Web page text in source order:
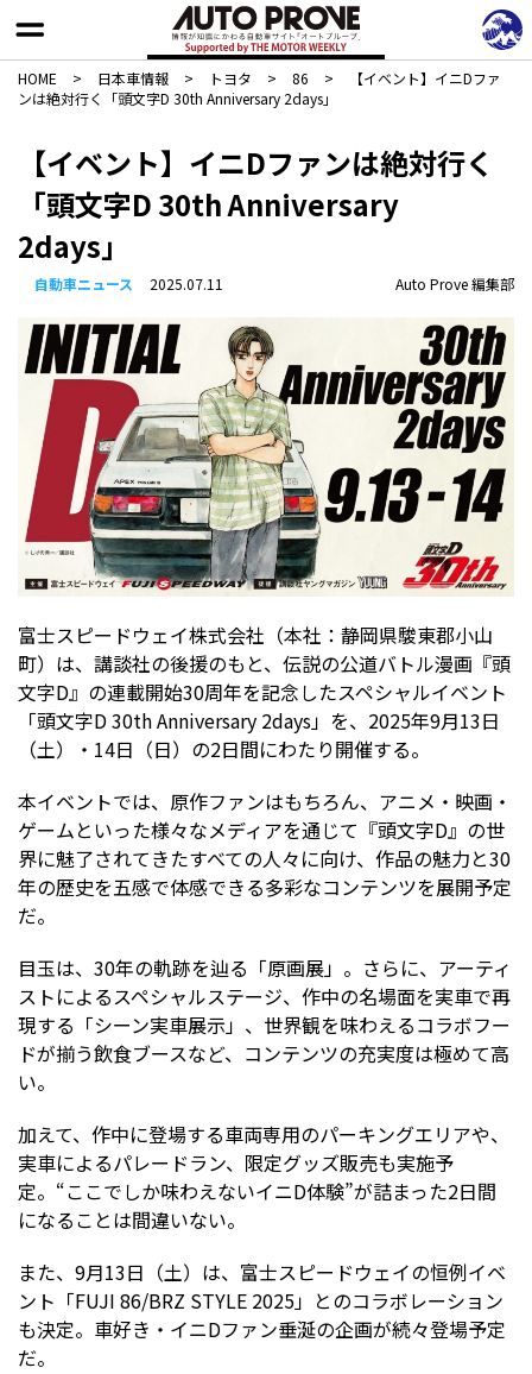
HOME > 日本車情報​ > トヨタ > 86 >
【イベント】イニDファ
ンは絶対行く「頭文字D 30th Anniversary 2days」
【イベント】イニDファンは絶対行く
「頭文字D 30th Anniversary
2days」
自動車ニュース 2025.07.11 Auto Prove 編集部
富士スピードウェイ株式会社（本社：静岡県駿東郡小山
町）は、講談社の後援のもと、伝説の公道バトル漫画『頭
文字D』の連載開始30周年を記念したスペシャルイベント
「頭文字D 30th Anniversary 2days」を、2025年9月13日
（土）・14日（日）の2日間にわたり開催する。
本イベントでは、原作ファンはもちろん、アニメ・映画・
ゲームといった様々なメディアを通じて『頭文字D』の世
界に魅了されてきたすべての人々に向け、作品の魅力と30
年の歴史を五感で体感できる多彩なコンテンツを展開予定
だ。
目玉は、30年の軌跡を辿る「原画展」。さらに、アーティ
ストによるスペシャルステージ、作中の名場面を実車で再
現する「シーン実車展示」、世界観を味わえるコラボフー
ドが揃う飲食ブースなど、コンテンツの充実度は極めて高
い。
加えて、作中に登場する車両専用のパーキングエリアや、
実車によるパレードラン、限定グッズ販売も実施予
定。“ここでしか味わえないイニD体験”が詰まった2日間
になることは間違いない。
また、9月13日（土）は、富士スピードウェイの恒例イベ
ント「FUJI 86/BRZ STYLE 2025」とのコラボレーション
も決定。車好き・イニDファン垂涎の企画が続々登場予定
だ。